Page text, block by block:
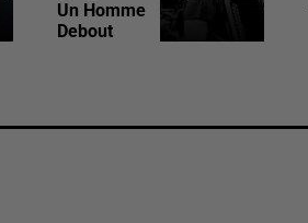
Un Homme
Debout